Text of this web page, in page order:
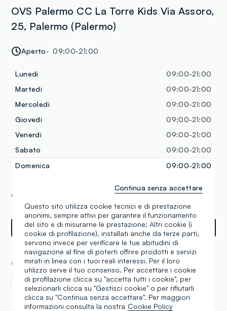
OVS Palermo CC La Torre Kids Via Assoro,
25, Palermo (Palermo)
Aperto 09:00-21:00
Lunedi
09:00-21:00
Martedi
09:00-21:00
Mercoledi
09:00-21:00
Giovedi
09:00-21:00
Venerdi
09:00-21:00
Sabato
09:00-21:00
Domenica
09:00-21:00
Indicazioni
COLLEZIONI
Bambino
Questo sito utilizza cookie tecnici e di prestazione
anonimi, sempre attivi per garantire il funzionamento
del sito e di misurarne le prestazione; Altri cookie (i
cookie di profilazione), installati anche da terze parti,
servono invece per verificare le tue abitudini di
navigazione al fine di poterti offrire prodotti e servizi
mirati in linea con i tuoi reali interessi. Per il loro
utilizzo serve il tuo consenso. Per accettare i cookie
di profilazione clicca su "accetta tutti i cookie", per
selezionarli clicca su "Gestisci cookie" o per rifiutarli
clicca su "Continua senza accettare". Per maggiori
informazioni consulta la nostra Cookie Policy
Continua senza accettare